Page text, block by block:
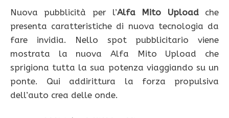
Nuova pubblicità per l’Alfa Mito Upload che
presenta caratteristiche di nuova tecnologia da
fare invidia. Nello spot pubblicitario viene
mostrata la nuova Alfa Mito Upload che
sprigiona tutta la sua potenza viaggiando su un
ponte. Qui addirittura la forza propulsiva
dell’auto crea delle onde.